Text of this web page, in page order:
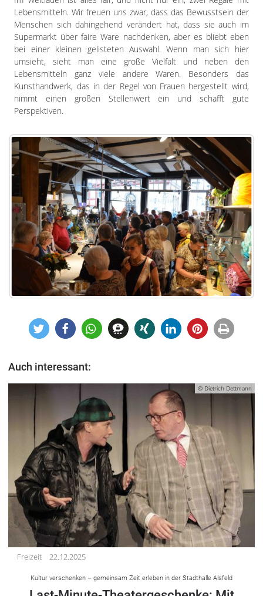
Lebensmitteln. Wir freuen uns zwar, dass das Bewusstsein der
Menschen sich dahingehend verändert hat, dass sie auch im
Supermarkt über faire Ware nachdenken, aber es bliebt eben
bei einer kleinen gelisteten Auswahl. Wenn man sich hier
umsieht, sieht man eine große Vielfalt und neben den
Lebensmitteln ganz viele andere Waren. Besonders das
Kunsthandwerk, das in der Regel von Frauen hergestellt wird,
nimmt einen großen Stellenwert ein und schafft gute
Perspektiven.
Auch interessant:
© Dietrich Dettmann
Freizeit 22.12.2025
Kultur verschenken – gemeinsam Zeit erleben in der Stadthalle Alsfeld